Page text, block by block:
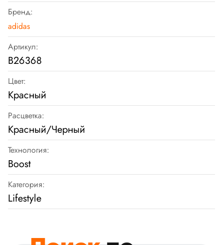
Бренд:
adidas
Артикул:
B26368
Цвет:
Красный
Расцветка:
Красный/Черный
Технология:
Boost
Категория:
Lifestyle